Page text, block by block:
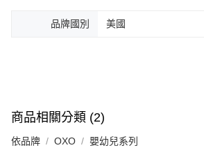
品牌國別 美國
商品相關分類 (2)
依品牌 OXO 嬰幼兒系列